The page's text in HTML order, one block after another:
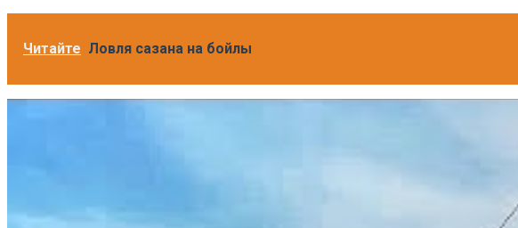
Читайте Ловля сазана на бойлы